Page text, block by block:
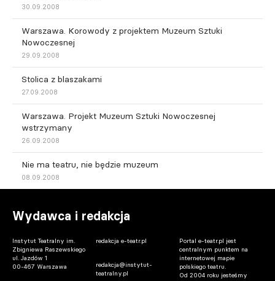
30.09.2008
Warszawa. Korowody z projektem Muzeum Sztuki
Nowoczesnej
29.09.2008
Stolica z blaszakami
27.09.2008
Warszawa. Projekt Muzeum Sztuki Nowoczesnej
wstrzymany
26.09.2008
Nie ma teatru, nie będzie muzeum
08.09.2008
Wydawca i redakcja
Instytut Teatralny im.
Zbigniewa Raszewskiego
ul. Jazdów 1
00-467 Warszawa
redakcja e-teatr.pl
redakcja@instytut-
teatralny.pl
Portal e-teatr.pl jest
centralnym punktem na
internetowej mapie
polskiego teatru.
Od 2004 roku jesteśmy